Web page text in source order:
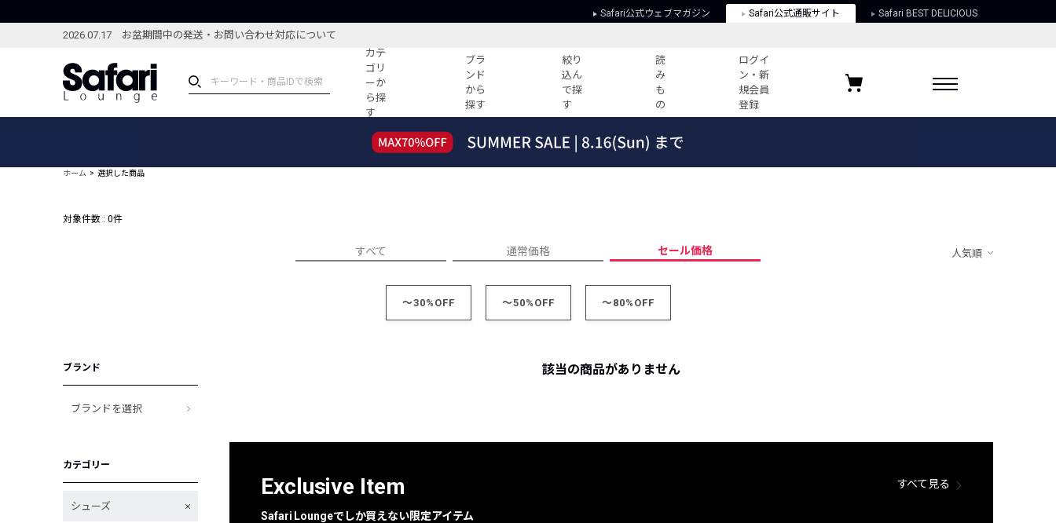
Safari公式ウェブマガジン Safari公式通販サイト Safari BEST DELICIOUS
2026.07.17 お盆期間中の発送・お問い合わせ対応について
カテ
ゴリ
ーか
ら探
す
ブラ
ンド
から
探す
絞り
込ん
で探
す
読
み
も
の
ログイ
ン・新
規会員
登録
ブランドから探す
新着アイテム
編集部のおすすめコーディネート
すべての記事
新ブランドご紹介！
バイヤーズ レコメンド
会社概要
プライバシーポリシー
お気に入りブランド
ホーム 選択した商品
対象件数 : 0件
すべて 通常価格 セール価格 人気順
～30%OFF ～50%OFF ～80%OFF
ブランド
ブランドを選択
カテゴリー
シューズ
該当の商品がありません
Exclusive Item
Safari Loungeでしか買えない限定アイテム
すべて見る